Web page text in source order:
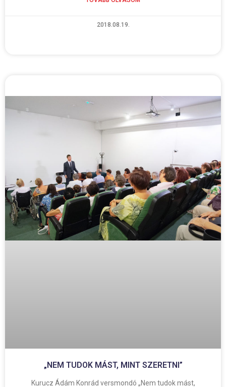
2018.08.19.
„NEM TUDOK MÁST, MINT SZERETNI”
Kurucz Ádám Konrád versmondó „Nem tudok mást,